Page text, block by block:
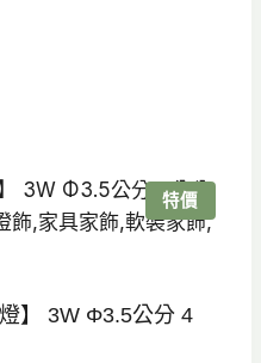
。
特價
】 3W Φ3.5公分 4